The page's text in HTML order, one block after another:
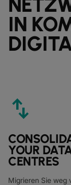
IN
swap_vert
YOUR
CENTRES
Migrieren Sie weg